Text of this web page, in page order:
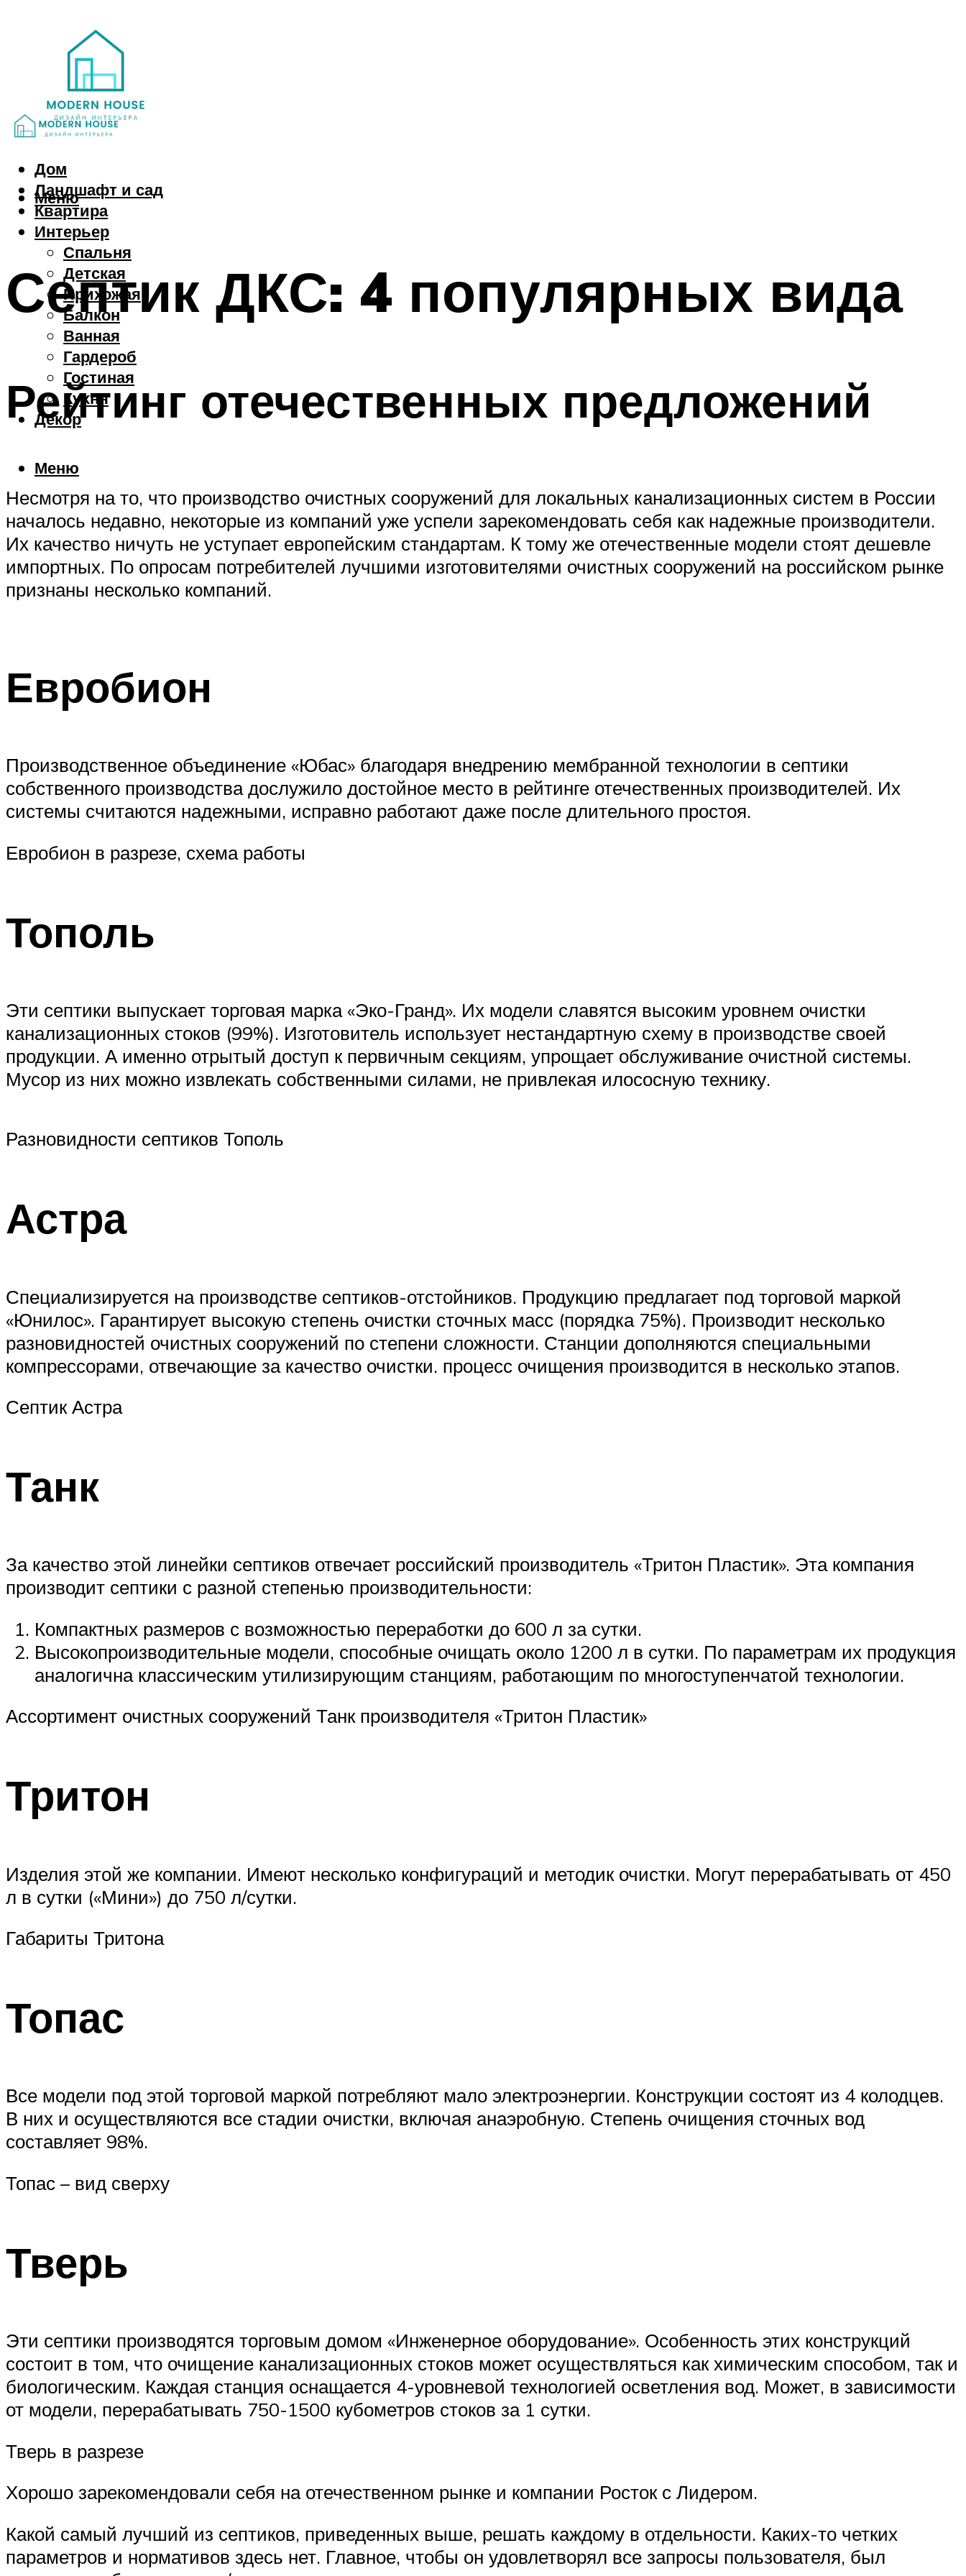
Дом
Ландшафт и сад
Квартира
Интерьер
Спальня
Детская
Прихожая
Балкон
Ванная
Гардероб
Гостиная
Кухня
Декор
Меню
Меню
Септик ДКС: 4 популярных вида
Рейтинг отечественных предложений
Несмотря на то, что производство очистных сооружений для локальных канализационных систем в России
началось недавно, некоторые из компаний уже успели зарекомендовать себя как надежные производители.
Их качество ничуть не уступает европейским стандартам. К тому же отечественные модели стоят дешевле
импортных. По опросам потребителей лучшими изготовителями очистных сооружений на российском рынке
признаны несколько компаний.
Евробион
Производственное объединение «Юбас» благодаря внедрению мембранной технологии в септики
собственного производства дослужило достойное место в рейтинге отечественных производителей. Их
системы считаются надежными, исправно работают даже после длительного простоя.
Евробион в разрезе, схема работы
Тополь
Эти септики выпускает торговая марка «Эко-Гранд». Их модели славятся высоким уровнем очистки
канализационных стоков (99%). Изготовитель использует нестандартную схему в производстве своей
продукции. А именно отрытый доступ к первичным секциям, упрощает обслуживание очистной системы.
Мусор из них можно извлекать собственными силами, не привлекая илососную технику.
Разновидности септиков Тополь
Астра
Специализируется на производстве септиков-отстойников. Продукцию предлагает под торговой маркой
«Юнилос». Гарантирует высокую степень очистки сточных масс (порядка 75%). Производит несколько
разновидностей очистных сооружений по степени сложности. Станции дополняются специальными
компрессорами, отвечающие за качество очистки. процесс очищения производится в несколько этапов.
Септик Астра
Танк
За качество этой линейки септиков отвечает российский производитель «Тритон Пластик». Эта компания
производит септики с разной степенью производительности:
Компактных размеров с возможностью переработки до 600 л за сутки.
Высокопроизводительные модели, способные очищать около 1200 л в сутки. По параметрам их продукция
аналогична классическим утилизирующим станциям, работающим по многоступенчатой технологии.
Ассортимент очистных сооружений Танк производителя «Тритон Пластик»
Тритон
Изделия этой же компании. Имеют несколько конфигураций и методик очистки. Могут перерабатывать от 450
л в сутки («Мини») до 750 л/сутки.
Габариты Тритона
Топас
Все модели под этой торговой маркой потребляют мало электроэнергии. Конструкции состоят из 4 колодцев.
В них и осуществляются все стадии очистки, включая анаэробную. Степень очищения сточных вод
составляет 98%.
Топас – вид сверху
Тверь
Эти септики производятся торговым домом «Инженерное оборудование». Особенность этих конструкций
состоит в том, что очищение канализационных стоков может осуществляться как химическим способом, так и
биологическим. Каждая станция оснащается 4-уровневой технологией осветления вод. Может, в зависимости
от модели, перерабатывать 750-1500 кубометров стоков за 1 сутки.
Тверь в разрезе
Хорошо зарекомендовали себя на отечественном рынке и компании Росток с Лидером.
Какой самый лучший из септиков, приведенных выше, решать каждому в отдельности. Каких-то четких
параметров и нормативов здесь нет. Главное, чтобы он удовлетворял все запросы пользователя, был